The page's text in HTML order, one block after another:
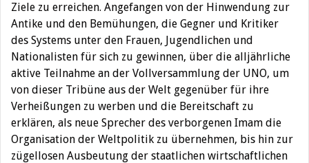
Ziele zu erreichen. Angefangen von der Hinwendung zur
Antike und den Bemühungen, die Gegner und Kritiker
des Systems unter den Frauen, Jugendlichen und
Nationalisten für sich zu gewinnen, über die alljährliche
aktive Teilnahme an der Vollversammlung der UNO, um
von dieser Tribüne aus der Welt gegenüber für ihre
Verheißungen zu werben und die Bereitschaft zu
erklären, als neue Sprecher des verborgenen Imam die
Organisation der Weltpolitik zu übernehmen, bis hin zur
zügellosen Ausbeutung der staatlichen wirtschaftlichen